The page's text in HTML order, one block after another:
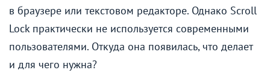
в браузере или текстовом редакторе. Однако Scroll
Lock практически не используется современными
пользователями. Откуда она появилась, что делает
и для чего нужна?